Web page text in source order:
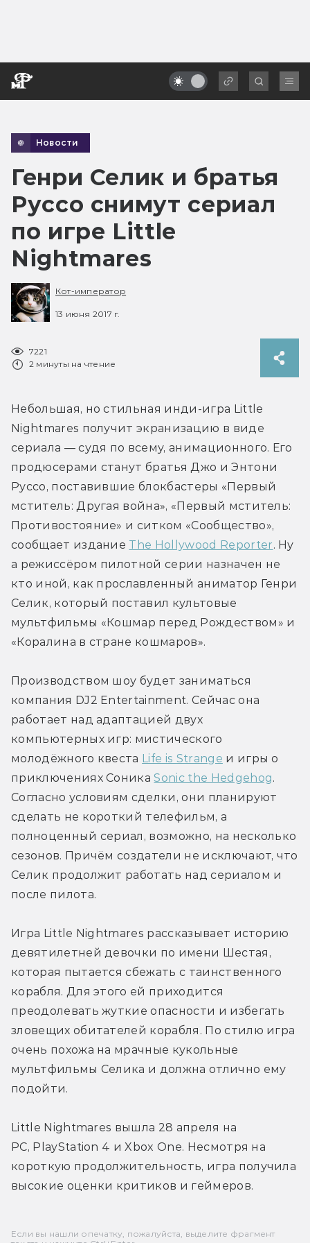
Новости
Генри Селик и братья
Руссо снимут сериал
по игре Little
Nightmares
Кот-император
13 июня 2017 г.
7221
2 минуты на чтение
Небольшая, но стильная инди-игра Little
Nightmares получит экранизацию в виде
сериала — судя по всему, анимационного. Его
продюсерами станут братья Джо и Энтони
Руссо, поставившие блокбастеры «Первый
мститель: Другая война», «Первый мститель:
Противостояние» и ситком «Сообщество»,
сообщает издание The Hollywood Reporter. Ну
а режиссёром пилотной серии назначен не
кто иной, как прославленный аниматор Генри
Селик, который поставил культовые
мультфильмы «Кошмар перед Рождеством» и
«Коралина в стране кошмаров».
Производством шоу будет заниматься
компания DJ2 Entertainment. Сейчас она
работает над адаптацией двух
компьютерных игр: мистического
молодёжного квеста Life is Strange и игры о
приключениях Соника Sonic the Hedgehog.
Согласно условиям сделки, они планируют
сделать не короткий телефильм, а
полноценный сериал, возможно, на несколько
сезонов. Причём создатели не исключают, что
Селик продолжит работать над сериалом и
после пилота.
Игра Little Nightmares рассказывает историю
девятилетней девочки по имени Шестая,
которая пытается сбежать с таинственного
корабля. Для этого ей приходится
преодолевать жуткие опасности и избегать
зловещих обитателей корабля. По стилю игра
очень похожа на мрачные кукольные
мультфильмы Селика и должна отлично ему
подойти.
Little Nightmares вышла 28 апреля на
PC, PlayStation 4 и Xbox One. Несмотря на
короткую продолжительность, игра получила
высокие оценки критиков и геймеров.
Если вы нашли опечатку, пожалуйста, выделите фрагмент